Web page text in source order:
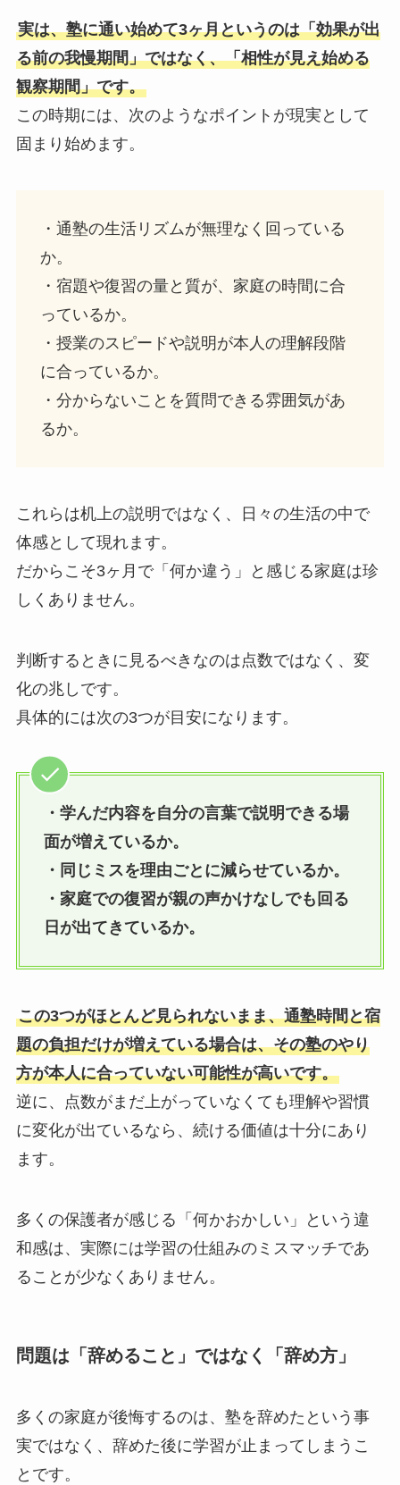
実は、塾に通い始めて3ヶ月というのは「効果が出
る前の我慢期間」ではなく、「相性が見え始める
観察期間」です。
この時期には、次のようなポイントが現実として
固まり始めます。
・通塾の生活リズムが無理なく回っている
か。
・宿題や復習の量と質が、家庭の時間に合
っているか。
・授業のスピードや説明が本人の理解段階
に合っているか。
・分からないことを質問できる雰囲気があ
るか。
これらは机上の説明ではなく、日々の生活の中で
体感として現れます。
だからこそ3ヶ月で「何か違う」と感じる家庭は珍
しくありません。
判断するときに見るべきなのは点数ではなく、変
化の兆しです。
具体的には次の3つが目安になります。
・学んだ内容を自分の言葉で説明できる場
面が増えているか。
・同じミスを理由ごとに減らせているか。
・家庭での復習が親の声かけなしでも回る
日が出てきているか。
この3つがほとんど見られないまま、通塾時間と宿
題の負担だけが増えている場合は、その塾のやり
方が本人に合っていない可能性が高いです。
逆に、点数がまだ上がっていなくても理解や習慣
に変化が出ているなら、続ける価値は十分にあり
ます。
多くの保護者が感じる「何かおかしい」という違
和感は、実際には学習の仕組みのミスマッチであ
ることが少なくありません。
問題は「辞めること」ではなく「辞め方」
多くの家庭が後悔するのは、塾を辞めたという事
実ではなく、辞めた後に学習が止まってしまうこ
とです。